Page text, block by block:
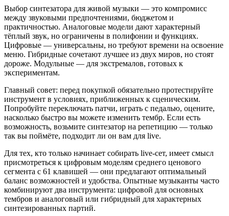
Выбор синтезатора для живой музыки — это компромисс
между звуковыми предпочтениями, бюджетом и
практичностью. Аналоговые модели дают характерный
тёплый звук, но ограничены в полифонии и функциях.
Цифровые — универсальны, но требуют времени на освоение
меню. Гибридные сочетают лучшее из двух миров, но стоят
дороже. Модульные — для экстремалов, готовых к
экспериментам.
Главный совет: перед покупкой обязательно протестируйте
инструмент в условиях, приближенных к сценическим.
Попробуйте переключать патчи, играть с педалью, оцените,
насколько быстро вы можете изменить тембр. Если есть
возможность, возьмите синтезатор на репетицию — только
так вы поймёте, подходит ли он вам для live.
Для тех, кто только начинает собирать live-сет, имеет смысл
присмотреться к цифровым моделям среднего ценового
сегмента с 61 клавишей — они предлагают оптимальный
баланс возможностей и удобства. Опытные музыканты часто
комбинируют два инструмента: цифровой для основных
тембров и аналоговый или гибридный для характерных
синтезированных партий.